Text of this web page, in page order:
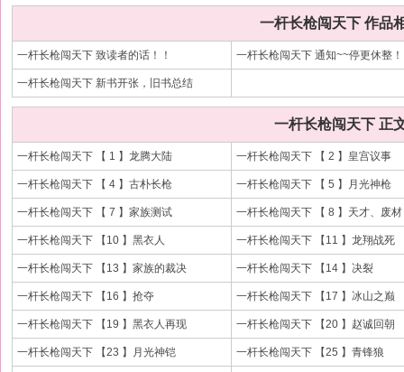
一杆长枪闯天下 作品
一杆长枪闯天下 致读者的话！！ 一杆长枪闯天下 通知~~停更休整！
一杆长枪闯天下 新书开张，旧书总结
一杆长枪闯天下 正
一杆长枪闯天下 【 1 】龙腾大陆 一杆长枪闯天下 【 2 】皇宫议事
一杆长枪闯天下 【 4 】古朴长枪 一杆长枪闯天下 【 5 】月光神枪
一杆长枪闯天下 【 7 】家族测试 一杆长枪闯天下 【 8 】天才、废材
一杆长枪闯天下 【10 】黑衣人 一杆长枪闯天下 【11 】龙翔战死
一杆长枪闯天下 【13 】家族的裁决 一杆长枪闯天下 【14 】决裂
一杆长枪闯天下 【16 】抢夺 一杆长枪闯天下 【17 】冰山之巅
一杆长枪闯天下 【19 】黑衣人再现 一杆长枪闯天下 【20 】赵诚回朝
一杆长枪闯天下 【23 】月光神铠 一杆长枪闯天下 【25 】青锋狼